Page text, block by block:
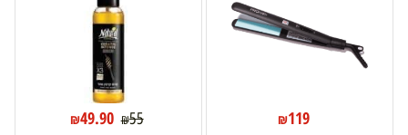
₪119
₪55
₪49.90